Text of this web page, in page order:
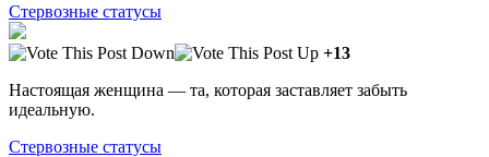
Стервозные статусы
+13
Настоящая женщина — та, которая заставляет забыть
идеальную.
Стервозные статусы